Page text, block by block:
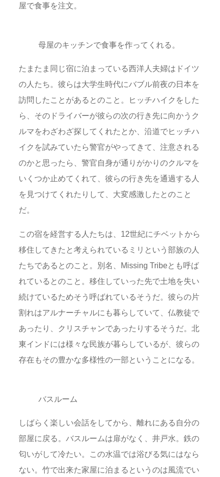
屋で食事を注文。
母屋のキッチンで食事を作ってくれる。
たまたま同じ宿に泊まっている西洋人夫婦はドイツ
の人たち。彼らは大学生時代にバブル前夜の日本を
訪問したことがあるとのこと。ヒッチハイクをした
ら、そのドライバーが彼らの次の行き先に向かうク
ルマをわざわざ探してくれたとか、沿道でヒッチハ
イクを試みていたら警官がやってきて、注意される
のかと思ったら、警官自身が通りがかりのクルマを
いくつか止めてくれて、彼らの行き先を通過する人
を見つけてくれたりして、大変感激したとのこと
だ。
この宿を経営する人たちは、12世紀にチベットから
移住してきたと考えられているミリという部族の人
たちであるとのこと。別名、Missing Tribeとも呼ば
れているとのこと。移住していった先で土地を失い
続けているためそう呼ばれているそうだ。彼らの片
割れはアルナーチャルにも暮らしていて、仏教徒で
あったり、クリスチャンであったりするそうだ。北
東インドには様々な民族が暮らしているが、彼らの
存在もその豊かな多様性の一部ということになる。
バスルーム
しばらく楽しい会話をしてから、離れにある自分の
部屋に戻る。バスルームは扉がなく、井戸水。鉄の
匂いがして冷たい。この水温では浴びる気にはなら
ない。竹で出来た家屋に泊まるというのは風流でい